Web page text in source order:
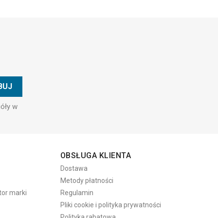
w
marki
OBSŁUGA KLIENTA
Dostawa
Metody płatności
Regulamin
Pliki cookie i polityka prywatności